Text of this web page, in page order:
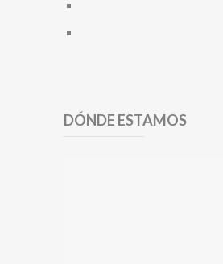
DÓNDE ESTAMOS